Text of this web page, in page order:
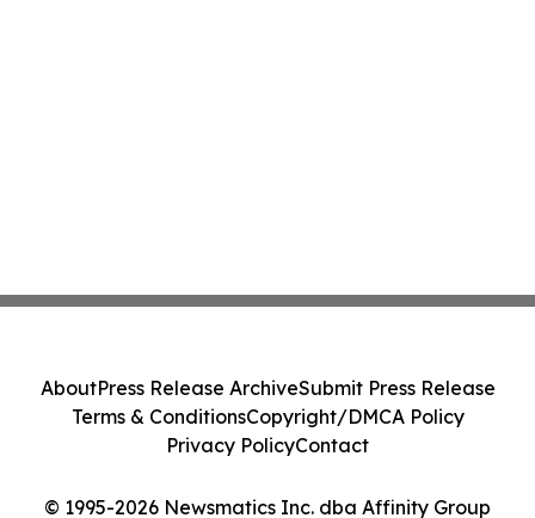
© 1995-2026 Newsmatics Inc. dba Affinity Group
AboutPress Release ArchiveSubmit Press Release
Terms & ConditionsCopyright/DMCA Policy
Privacy PolicyContact